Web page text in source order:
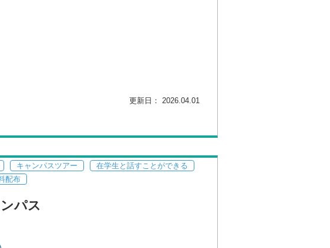
更新日： 2026.04.01
キャンパスツアー
在学生と話すことができる
配布
パス